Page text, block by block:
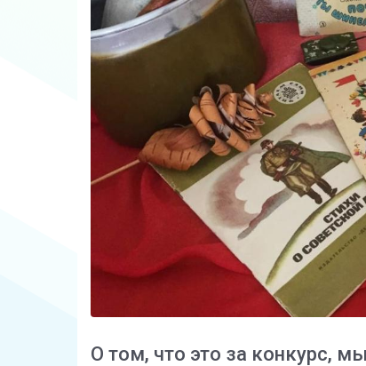
О том, что это за конкурс,